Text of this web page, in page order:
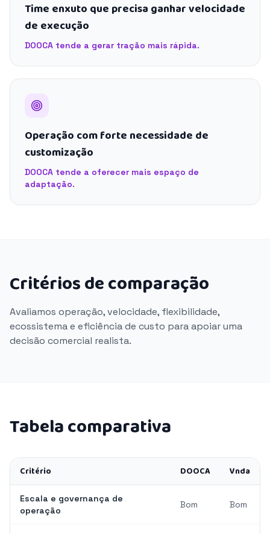
Time enxuto que precisa ganhar velocidade
de execução
DOOCA tende a gerar tração mais rápida.
Operação com forte necessidade de
customização
DOOCA tende a oferecer mais espaço de
adaptação.
Critérios de comparação
Avaliamos operação, velocidade, flexibilidade,
ecossistema e eficiência de custo para apoiar uma
decisão comercial realista.
Tabela comparativa
Critério DOOCA Vnda
Escala e governança de
operação
Bom Bom